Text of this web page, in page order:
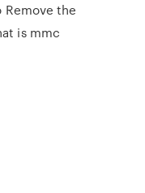
Remove the
is mmc